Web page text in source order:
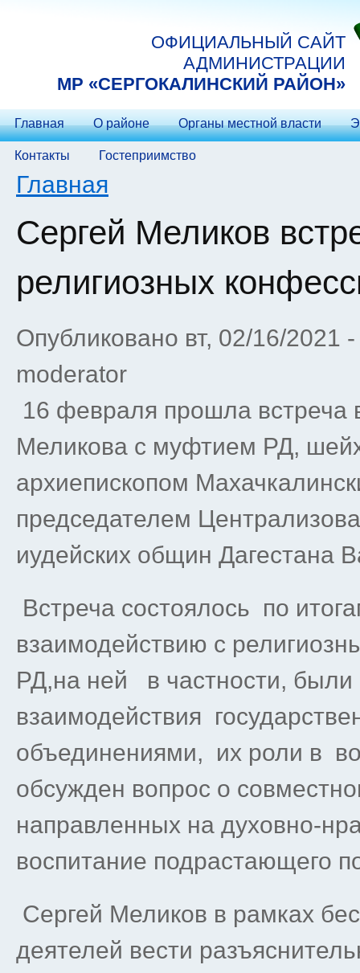
ОФИЦИАЛЬНЫЙ САЙТ
АДМИНИСТРАЦИИ
МP «СЕРГОКАЛИНСКИЙ РАЙОН»
Главная О районе Органы местной власти
Контакты Гостеприимство
Вы здесь
Главная
Сергей Меликов
религиозных
Опубликовано вт, 02/16/2021
moderator
16 февраля прошла встреча
Меликова с муфтием РД,
архиепископом
председателем
иудейских общин Дагестана
Встреча состоялось по
взаимодействию с
РД,на ней в частности,
взаимодействия
объединениями, их роли в
обсужден вопрос о
направленных на духовно-
воспитание подрастающего
Сергей Меликов в рамках
деятелей вести